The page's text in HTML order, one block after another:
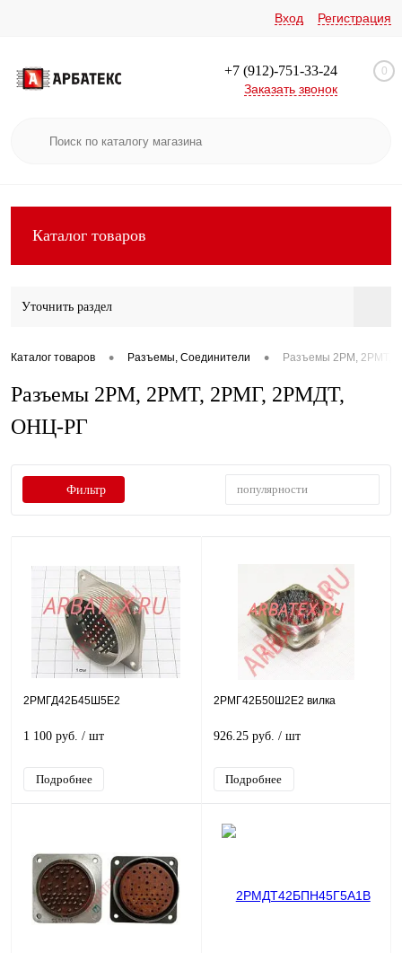
Вход Регистрация
+7 (912)-751-33-24
Заказать звонок
0
Каталог товаров
Уточнить раздел
Каталог товаров • Разъемы, Соединители • Разъемы 2РМ, 2РМТ,
Разъемы 2РМ, 2РМТ, 2РМГ, 2РМДТ,
ОНЦ-РГ
Фильтр популярности
2РМГД42Б45Ш5Е2
1 100 руб. / шт
Подробнее
2РМГ42Б50Ш2Е2 вилка
926.25 руб. / шт
Подробнее